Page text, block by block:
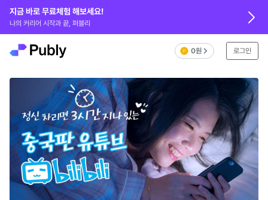
0원 로그인
지금 바로 무료체험 해보세요!
나의 커리어 시작과 끝, 퍼블리